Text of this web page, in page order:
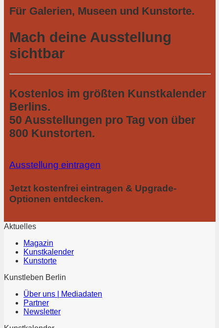
Für Galerien, Museen und Kunstorte.
Mach deine Ausstellung
sichtbar
Kostenlos im größten Kunstkalender
Berlins.
50 Ausstellungen pro Tag von über
800 Kunstorten.
Ausstellung eintragen
Jetzt kostenfrei eintragen & Upgrade-
Optionen entdecken.
Aktuelles
Magazin
Kunstkalender
Kunstorte
Kunstleben Berlin
Über uns | Mediadaten
Partner
Newsletter